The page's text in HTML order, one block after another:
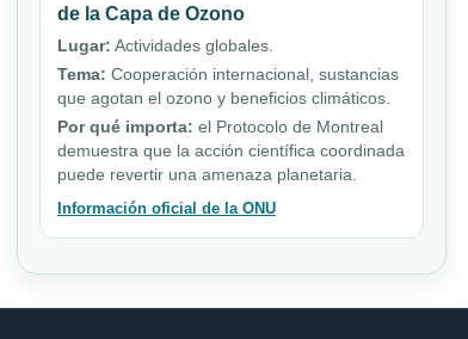
de la Capa de Ozono
Lugar: Actividades globales.
Tema: Cooperación internacional, sustancias
que agotan el ozono y beneficios climáticos.
Por qué importa: el Protocolo de Montreal
demuestra que la acción científica coordinada
puede revertir una amenaza planetaria.
Información oficial de la ONU